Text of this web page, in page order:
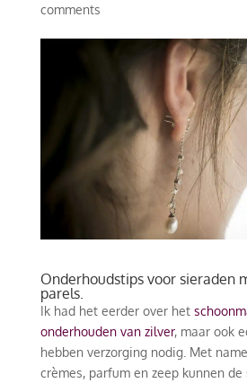
comments
Onderhoudstips voor sieraden
parels.
Ik had het eerder over het
onderhouden van zilver, maar ook
hebben verzorging nodig. Met
crèmes, parfum en zeep kunnen